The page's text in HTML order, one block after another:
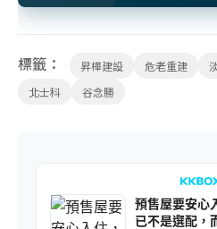
標籤： 昇樺建設 危老重建
北士科
谷念勝